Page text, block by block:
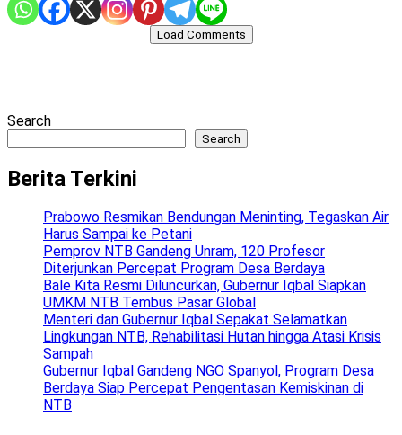
Load Comments
Search
Search
Berita Terkini
Prabowo Resmikan Bendungan Meninting, Tegaskan Air
Harus Sampai ke Petani
Pemprov NTB Gandeng Unram, 120 Profesor
Diterjunkan Percepat Program Desa Berdaya
Bale Kita Resmi Diluncurkan, Gubernur Iqbal Siapkan
UMKM NTB Tembus Pasar Global
Menteri dan Gubernur Iqbal Sepakat Selamatkan
Lingkungan NTB, Rehabilitasi Hutan hingga Atasi Krisis
Sampah
Gubernur Iqbal Gandeng NGO Spanyol, Program Desa
Berdaya Siap Percepat Pengentasan Kemiskinan di
NTB